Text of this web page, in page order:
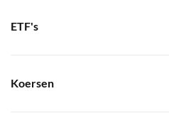
ETF's
Koersen